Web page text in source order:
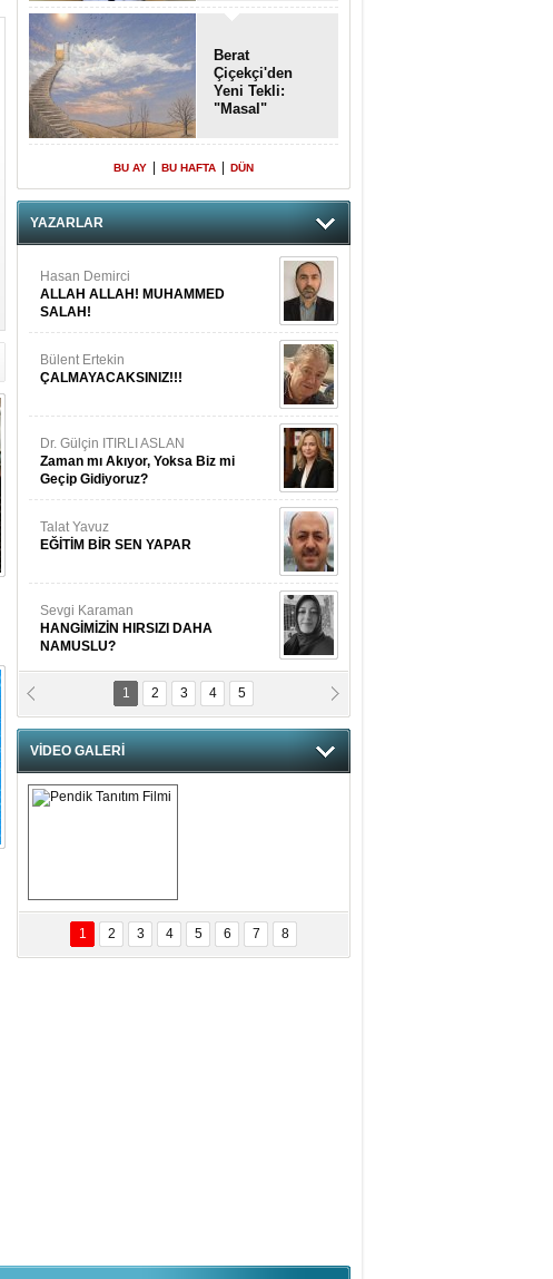
Berat
Çiçekçi'den
Yeni Tekli:
"Masal"
BU AY BU HAFTA DÜN
YAZARLAR
Hasan Demirci
ALLAH ALLAH! MUHAMMED
SALAH!
Bülent Ertekin
ÇALMAYACAKSINIZ!!!
Dr. Gülçin ITIRLI ASLAN
Zaman mı Akıyor, Yoksa Biz mi
Geçip Gidiyoruz?
Talat Yavuz
EĞİTİM BİR SEN YAPAR
Sevgi Karaman
HANGİMİZİN HIRSIZI DAHA
NAMUSLU?
Prof. Dr. Cahit Kurbanoğlu
Fatma Saçak Akbulut
SANAL KERHANE!
Abbas Levent Ertekin
Sanal Medyanın Dijital Savaş Alanı
1 2 3 4 5
VİDEO GALERİ
Pendik Tanıtım
Filmi
1 2 3 4 5 6 7 8